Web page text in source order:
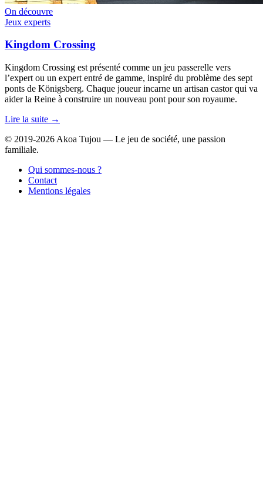
On découvre
Jeux experts
Kingdom Crossing
Kingdom Crossing est présenté comme un jeu passerelle vers
l’expert ou un expert entré de gamme, inspiré du problème des sept
ponts de Königsberg. Chaque joueur incarne un artisan castor qui va
aider la Reine à construire un nouveau pont pour son royaume.
Lire la suite →
© 2019-2026 Akoa Tujou — Le jeu de société, une passion
familiale.
Qui sommes-nous ?
Contact
Mentions légales